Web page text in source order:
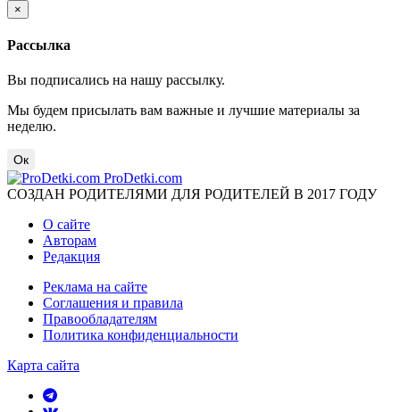
×
Рассылка
Вы подписались на нашу рассылку.
Мы будем присылать вам важные и лучшие материалы за
неделю.
Ок
ProDetki.com
СОЗДАН РОДИТЕЛЯМИ ДЛЯ РОДИТЕЛЕЙ В 2017 ГОДУ
О сайте
Авторам
Редакция
Реклама на сайте
Соглашения и правила
Правообладателям
Политика конфиденциальности
Карта сайта